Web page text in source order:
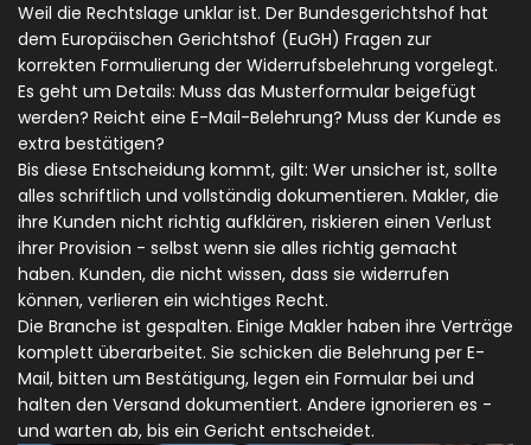
Weil die Rechtslage unklar ist. Der Bundesgerichtshof hat
dem Europäischen Gerichtshof (EuGH) Fragen zur
korrekten Formulierung der Widerrufsbelehrung vorgelegt.
Es geht um Details: Muss das Musterformular beigefügt
werden? Reicht eine E-Mail-Belehrung? Muss der Kunde es
extra bestätigen?
Bis diese Entscheidung kommt, gilt: Wer unsicher ist, sollte
alles schriftlich und vollständig dokumentieren. Makler, die
ihre Kunden nicht richtig aufklären, riskieren einen Verlust
ihrer Provision - selbst wenn sie alles richtig gemacht
haben. Kunden, die nicht wissen, dass sie widerrufen
können, verlieren ein wichtiges Recht.
Die Branche ist gespalten. Einige Makler haben ihre Verträge
komplett überarbeitet. Sie schicken die Belehrung per E-
Mail, bitten um Bestätigung, legen ein Formular bei und
halten den Versand dokumentiert. Andere ignorieren es -
und warten ab, bis ein Gericht entscheidet.